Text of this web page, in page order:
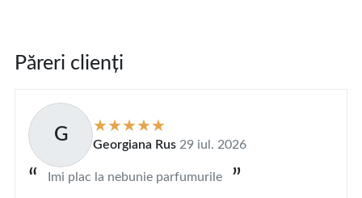
Păreri clienți
G Georgiana Rus 29 iul. 2026
Imi plac la nebunie parfumurile